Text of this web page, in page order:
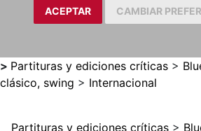
ACEPTAR CAMBIAR
> Partituras y ediciones críticas >
clásico, swing > Internacional
Partituras y ediciones críticas >